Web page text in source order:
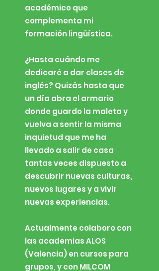
académico que
complementa mi
formación lingüística.
¿Hasta cuándo me
dedicaré a dar clases de
inglés? Quizás hasta que
un día abra el armario
donde guardo la maleta y
vuelva a sentir la misma
inquietud que me ha
llevado a salir de casa
tantas veces dispuesto a
descubrir nuevas culturas,
nuevos lugares y a vivir
nuevas experiencias.
Actualmente colaboro con
las academias ALOS
(Valencia) en cursos para
grupos, y con MILCOM